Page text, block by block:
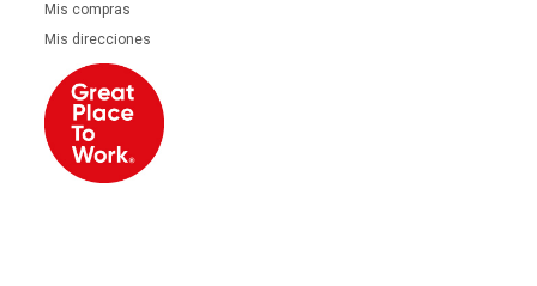
Mis compras
Mis direcciones